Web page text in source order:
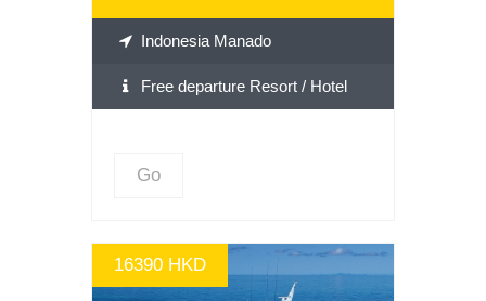
Indonesia Manado
Free departure Resort / Hotel
Go
16390 HKD